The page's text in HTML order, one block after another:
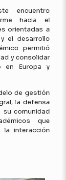
encuentro
hacia el
orientadas a
el desarrollo
permitió
y consolidar
en Europa y
de gestión
la defensa
comunidad
que
la interacción